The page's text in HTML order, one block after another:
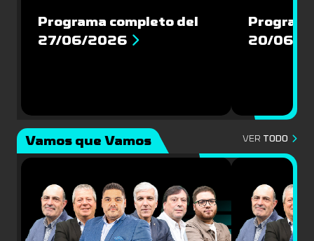
Programa completo del
27/06/2026
20/06/
Vamos que Vamos VER TODO